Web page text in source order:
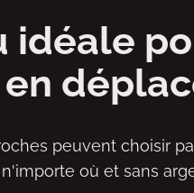
idéale
peuvent choisir
où et sans